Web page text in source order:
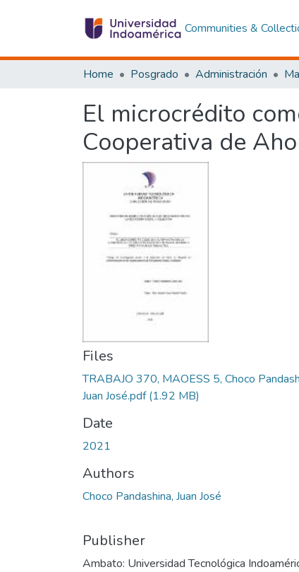
Communities &
Home Posgrado Administración
El microcrédito
Cooperativa de
Files
TRABAJO 370, MAOESS 5, Choco
Juan José.pdf(1.92 MB)
Date
2021
Authors
Choco Pandashina, Juan José
Publisher
Ambato: Universidad Tecnológica